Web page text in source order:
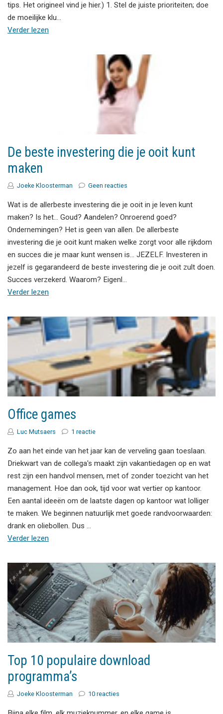
tips. Het origineel vind je hier.) 1. Stel de juiste prioriteiten; doe
de moeilijke klu…
Verder lezen
De beste investering die je ooit kunt
maken
Joeke Kloosterman Geen reacties
Wat is de allerbeste investering die je ooit in je leven kunt
maken? Is het... Goud? Aandelen? Onroerend goed?
Ondernemingen? Het is geen van allen. De allerbeste
investering die je ooit kunt maken welke zorgt voor alle rijkdom
en succes die je maar kunt wensen is... JEZELF. Investeren in
jezelf is gegarandeerd de beste investering die je ooit zult doen.
Succes verzekerd. Waarom? Eigenl…
Verder lezen
Office games
Luc Mutsaers 1 reactie
Zo aan het einde van het jaar kan de verveling gaan toeslaan.
Driekwart van de collega's maakt zijn vakantiedagen op en wat
rest zijn een handvol mensen, met of zonder toezicht van het
management. Hoe dan ook, tijd voor wat vertier op kantoor.
Een aantal ideeën om de laatste dagen op kantoor wat lolliger
te maken. We beginnen natuurlijk met goede randvoorwaarden:
drank en oliebollen. Dus …
Verder lezen
Top 10 populaire download
programma’s
Joeke Kloosterman 10 reacties